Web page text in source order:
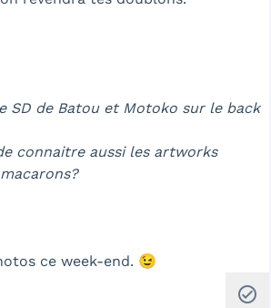
SD de Batou et Motoko sur le back
connaitre aussi les artworks
ce week-end. 😉
check_circle